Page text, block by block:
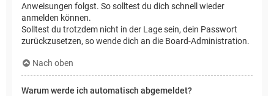
Anweisungen folgst. So solltest du dich schnell wieder
anmelden können.
Solltest du trotzdem nicht in der Lage sein, dein Passwort
zurückzusetzen, so wende dich an die Board-Administration.
Nach oben
Warum werde ich automatisch abgemeldet?